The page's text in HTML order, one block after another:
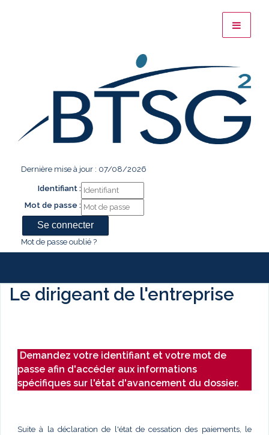
Dernière mise à jour : 07/08/2026
Identifiant :
Mot de passe :
Mot de passe oublié ?
Le dirigeant de l'entreprise
Demandez votre identifiant et votre mot de
passe afin d'accéder aux informations
spécifiques sur l'état d'avancement du dossier.
Suite à la déclaration de l'état de cessation des paiements, le